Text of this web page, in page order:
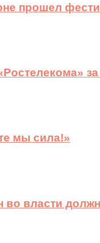
прошел
мы сила!»
власти